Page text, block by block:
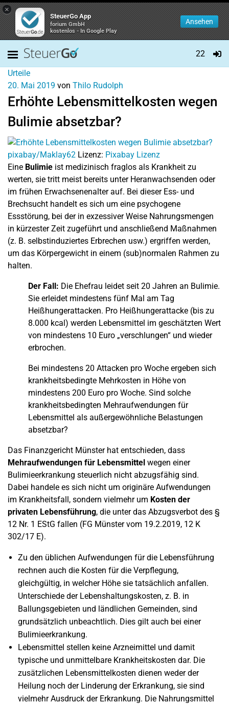
×
SteuerGo App
forium GmbH
kostenlos - In Google Play
Ansehen
22
Urteile
20. Mai 2019 von Thilo Rudolph
Erhöhte Lebensmittelkosten wegen
Bulimie absetzbar?
pixabay/Maklay62 Lizenz: Pixabay Lizenz
Eine Bulimie ist medizinisch fraglos als Krankheit zu
werten, sie tritt meist bereits unter Heranwachsenden oder
im frühen Erwachsenenalter auf. Bei dieser Ess- und
Brechsucht handelt es sich um eine psychogene
Essstörung, bei der in exzessiver Weise Nahrungsmengen
in kürzester Zeit zugeführt und anschließend Maßnahmen
(z. B. selbstinduziertes Erbrechen usw.) ergriffen werden,
um das Körpergewicht in einem (sub)normalen Rahmen zu
halten.
Der Fall: Die Ehefrau leidet seit 20 Jahren an Bulimie.
Sie erleidet mindestens fünf Mal am Tag
Heißhungerattacken. Pro Heißhungerattacke (bis zu
8.000 kcal) werden Lebensmittel im geschätzten Wert
von mindestens 10 Euro „verschlungen“ und wieder
erbrochen.
Bei mindestens 20 Attacken pro Woche ergeben sich
krankheitsbedingte Mehrkosten in Höhe von
mindestens 200 Euro pro Woche. Sind solche
krankheitsbedingten Mehraufwendungen für
Lebensmittel als außergewöhnliche Belastungen
absetzbar?
Das Finanzgericht Münster hat entschieden, dass
Mehraufwendungen für Lebensmittel wegen einer
Bulimieerkrankung steuerlich nicht abzugsfähig sind.
Dabei handele es sich nicht um originäre Aufwendungen
im Krankheitsfall, sondern vielmehr um Kosten der
privaten Lebensführung, die unter das Abzugsverbot des §
12 Nr. 1 EStG fallen (FG Münster vom 19.2.2019, 12 K
302/17 E).
Zu den üblichen Aufwendungen für die Lebensführung
rechnen auch die Kosten für die Verpflegung,
gleichgültig, in welcher Höhe sie tatsächlich anfallen.
Unterschiede der Lebenshaltungskosten, z. B. in
Ballungsgebieten und ländlichen Gemeinden, sind
grundsätzlich unbeachtlich. Dies gilt auch bei einer
Bulimieerkrankung.
Lebensmittel stellen keine Arzneimittel und damit
typische und unmittelbare Krankheitskosten dar. Die
zusätzlichen Lebensmittelkosten dienen weder der
Heilung noch der Linderung der Erkrankung, sie sind
vielmehr Ausdruck der Erkrankung. Die Nahrungsmittel